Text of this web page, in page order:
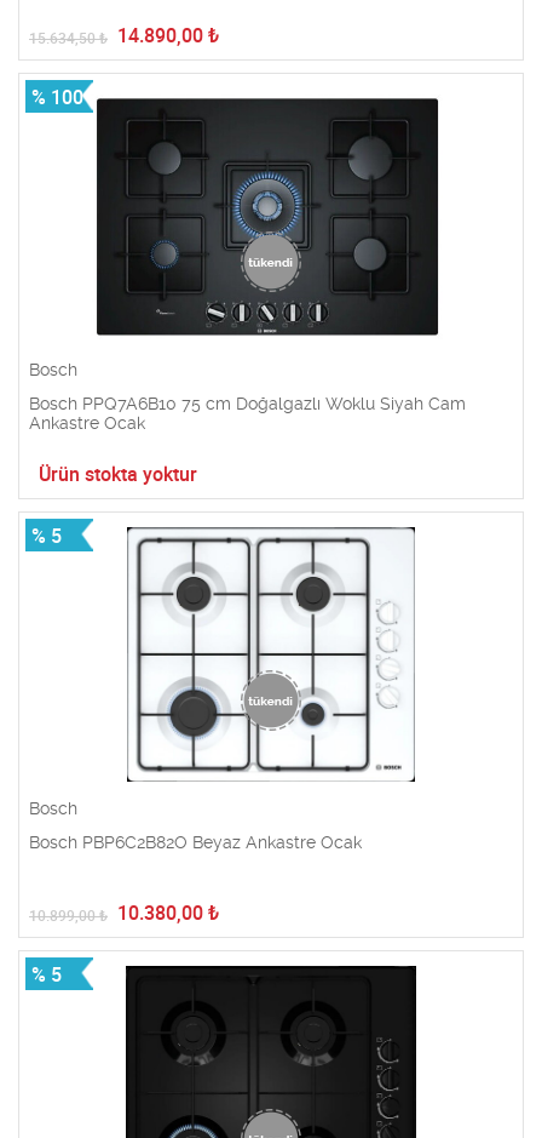
15.634,50₺ 14.890,00 ₺
% 100
Bosch
Bosch PPQ7A6B10 75 cm Doğalgazlı Woklu Siyah Cam
Ankastre Ocak
Ürün stokta yoktur
% 5
Bosch
Bosch PBP6C2B82O Beyaz Ankastre Ocak
10.899,00₺ 10.380,00 ₺
% 5